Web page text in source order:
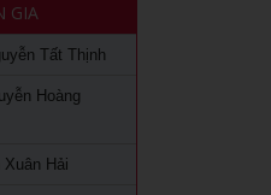
chuyên nghiệp từ A – Z
tại TPHCM
Hành tại TPHCM
tại TPHCM
TPHCM
GIA
Tất Thịnh
Hoàng
Hải